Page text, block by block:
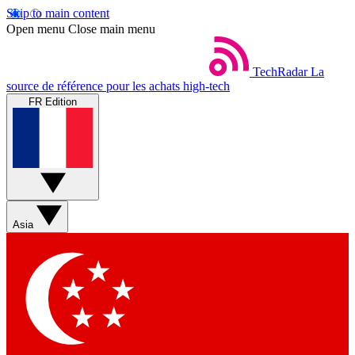
Skip to main content
Open menu Close main menu
TechRadar La
source de référence pour les achats high-tech
FR Edition
Asia